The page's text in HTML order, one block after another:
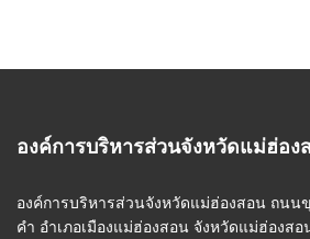
องค์การบริหารส่วนจังหวัดแม่ฮ่อง
องค์การบริหารส่วนจังหวัดแม่ฮ่องสอน ถนน
คำ อำเภอเมืองแม่ฮ่องสอน จังหวัดแม่ฮ่องส